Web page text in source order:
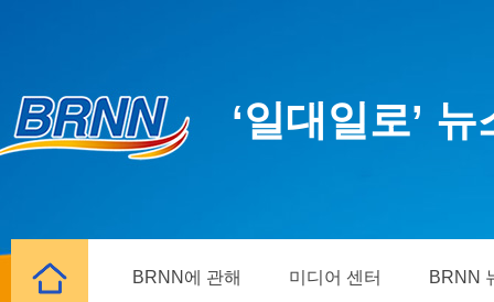
‘일대일로’
BRNN에 관해 미디어 센터 BRNN